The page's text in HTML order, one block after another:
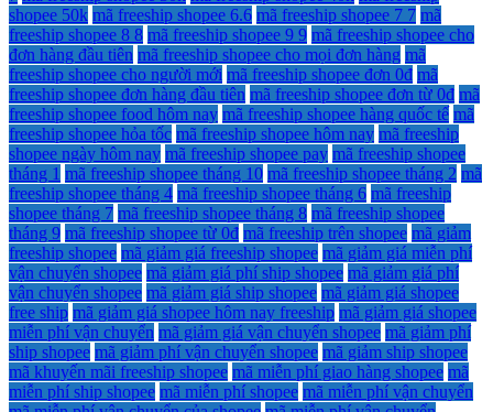
shopee 50k mã freeship shopee 6.6 mã freeship shopee 7 7 mã
freeship shopee 8 8 mã freeship shopee 9 9 mã freeship shopee cho
đơn hàng đầu tiên mã freeship shopee cho mọi đơn hàng mã
freeship shopee cho người mới mã freeship shopee đơn 0đ mã
freeship shopee đơn hàng đầu tiên mã freeship shopee đơn từ 0đ mã
freeship shopee food hôm nay mã freeship shopee hàng quốc tế mã
freeship shopee hỏa tốc mã freeship shopee hôm nay mã freeship
shopee ngày hôm nay mã freeship shopee pay mã freeship shopee
tháng 1 mã freeship shopee tháng 10 mã freeship shopee tháng 2 mã
freeship shopee tháng 4 mã freeship shopee tháng 6 mã freeship
shopee tháng 7 mã freeship shopee tháng 8 mã freeship shopee
tháng 9 mã freeship shopee từ 0đ mã freeship trên shopee mã giảm
freeship shopee mã giảm giá freeship shopee mã giảm giá miễn phí
vận chuyển shopee mã giảm giá phí ship shopee mã giảm giá phí
vận chuyển shopee mã giảm giá ship shopee mã giảm giá shopee
free ship mã giảm giá shopee hôm nay freeship mã giảm giá shopee
miễn phí vận chuyển mã giảm giá vận chuyển shopee mã giảm phí
ship shopee mã giảm phí vận chuyển shopee mã giảm ship shopee
mã khuyến mãi freeship shopee mã miễn phí giao hàng shopee mã
miễn phí ship shopee mã miễn phí shopee mã miễn phí vận chuyển